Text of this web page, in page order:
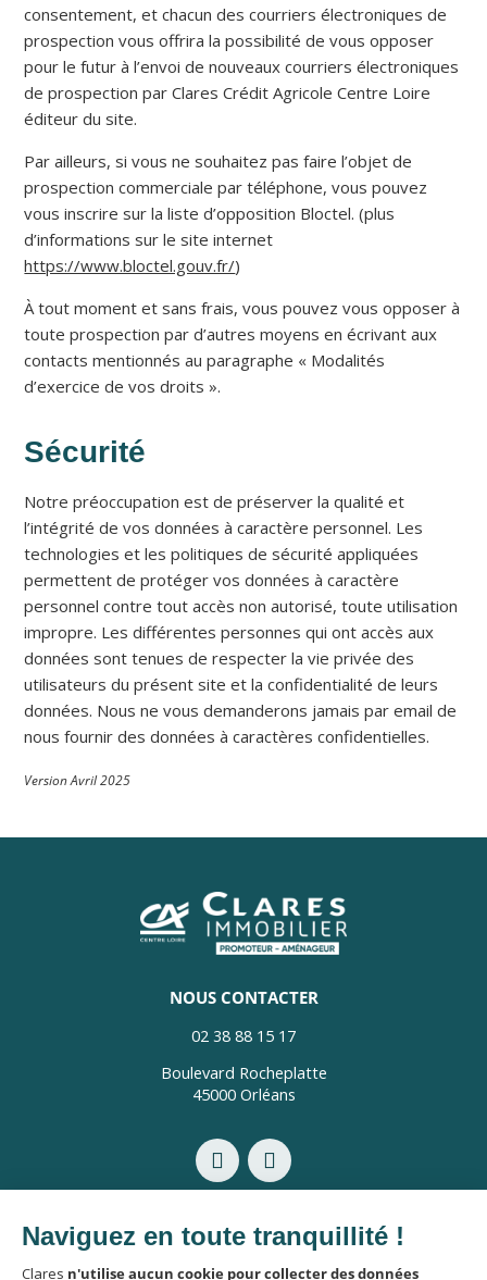
consentement, et chacun des courriers électroniques de
prospection vous offrira la possibilité de vous opposer
pour le futur à l’envoi de nouveaux courriers électroniques
de prospection par Clares Crédit Agricole Centre Loire
éditeur du site.
Par ailleurs, si vous ne souhaitez pas faire l’objet de
prospection commerciale par téléphone, vous pouvez
vous inscrire sur la liste d’opposition Bloctel. (plus
d’informations sur le site internet
https://www.bloctel.gouv.fr/)
À tout moment et sans frais, vous pouvez vous opposer à
toute prospection par d’autres moyens en écrivant aux
contacts mentionnés au paragraphe « Modalités
d’exercice de vos droits ».
Sécurité
Notre préoccupation est de préserver la qualité et
l’intégrité de vos données à caractère personnel. Les
technologies et les politiques de sécurité appliquées
permettent de protéger vos données à caractère
personnel contre tout accès non autorisé, toute utilisation
impropre. Les différentes personnes qui ont accès aux
données sont tenues de respecter la vie privée des
utilisateurs du présent site et la confidentialité de leurs
données. Nous ne vous demanderons jamais par email de
nous fournir des données à caractères confidentielles.
Version Avril 2025
NOUS CONTACTER
02 38 88 15 17
Boulevard Rocheplatte
45000 Orléans
Mentions légales
Politique de confidentialité